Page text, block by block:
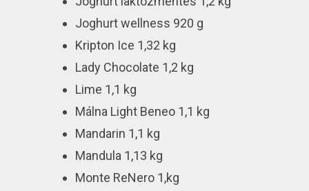
Joghurt wellness 920 g
Kripton Ice 1,32 kg
Lady Chocolate 1,2 kg
Lime 1,1 kg
Málna Light Beneo 1,1 kg
Mandarin 1,1 kg
Mandula 1,13 kg
Monte ReNero 1,kg